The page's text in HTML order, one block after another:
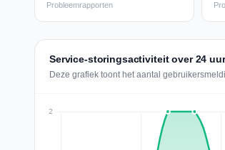
Probleemrapporten
Service-storingsactiviteit over 24
Deze grafiek toont het aantal